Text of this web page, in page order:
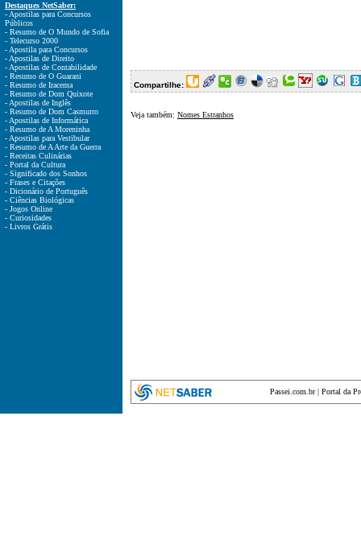
Destaques NetSaber:
- Apostilas para Concursos
Públicos
- Resumo de O Mundo de Sofia
- Telecurso 2000
- Apostila para Concursos
- Apostilas de Direito
- Apostilas de Contabilidade
- Resumo de O Guarani
- Resumo de Iracema
- Resumo de Dom Quixote
- Apostilas de Inglês
- Resumo de Dom Casmurro
- Apostilas de Informática
- Resumo de A Moreninha
- Apostilas para Vestibular
- Resumo de A Arte da Guerra
- Receitas Culinárias
- Portal da Cultura
- Significado dos Sonhos
- Frases e Citações
- Dicionário de Português
- Ciências Biológicas
- Jogos Online
- Curiosidades
- Livros Grátis
Compartilhe:
Veja também: Nomes Estranhos
Passei.com.br| Portal da